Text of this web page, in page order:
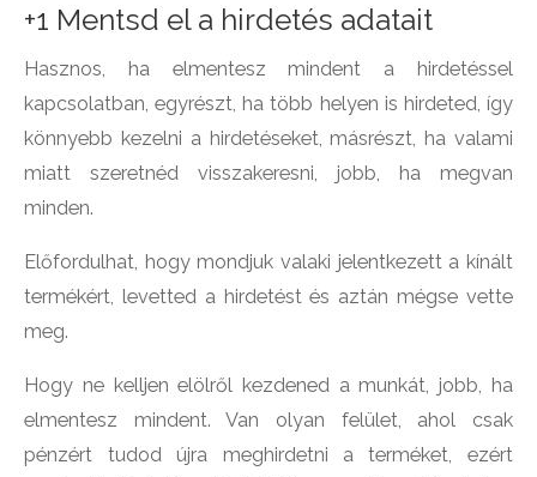
+1 Mentsd el a hirdetés adatait
Hasznos, ha elmentesz mindent a hirdetéssel
kapcsolatban, egyrészt, ha több helyen is hirdeted, így
könnyebb kezelni a hirdetéseket, másrészt, ha valami
miatt szeretnéd visszakeresni, jobb, ha megvan
minden.
Előfordulhat, hogy mondjuk valaki jelentkezett a kínált
termékért, levetted a hirdetést és aztán mégse vette
meg.
Hogy ne kelljen elölről kezdened a munkát, jobb, ha
elmentesz mindent. Van olyan felület, ahol csak
pénzért tudod újra meghirdetni a terméket, ezért